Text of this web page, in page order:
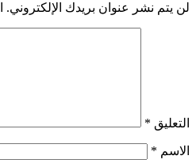
لن يتم نشر عنوان بريدك الإلكتروني.
التعليق *
الاسم *